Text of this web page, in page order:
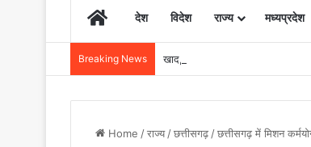
Homeदेश विदेश राज्य मध्यप्रदेश
Breaking News खाद, बीज और उर्वरकों की समय पर
Home /राज्य/छत्तीसगढ़/छत्तीसगढ़ में मिशन